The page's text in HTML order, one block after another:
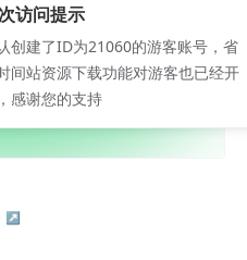
访问提示
创建了ID为21060的游客账号，省
间站资源下载功能对游客也已经开
感谢您的支持